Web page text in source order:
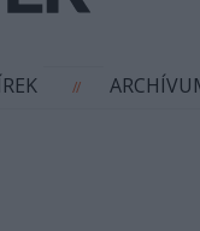
//